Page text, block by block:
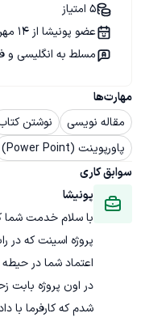
مهارت‌ها
مقاله نویسی
نوشتن
پاورپوینت (Power Point)
سوابق کاری
پونیشا
با سلام خدمت شما
پروژه اسینت که
اعتماد شما در
در اون پروژه بابت
شدم که کارفرما با
5 امتیاز
عضو پونیشا از 14 مهر 1397
مسلط به انگلیسی و